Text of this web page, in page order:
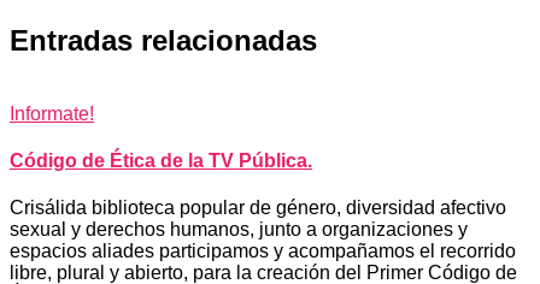
Entradas relacionadas
Informate!
Código de Ética de la TV Pública.
Crisálida biblioteca popular de género, diversidad afectivo
sexual y derechos humanos, junto a organizaciones y
espacios aliades participamos y acompañamos el recorrido
libre, plural y abierto, para la creación del Primer Código de